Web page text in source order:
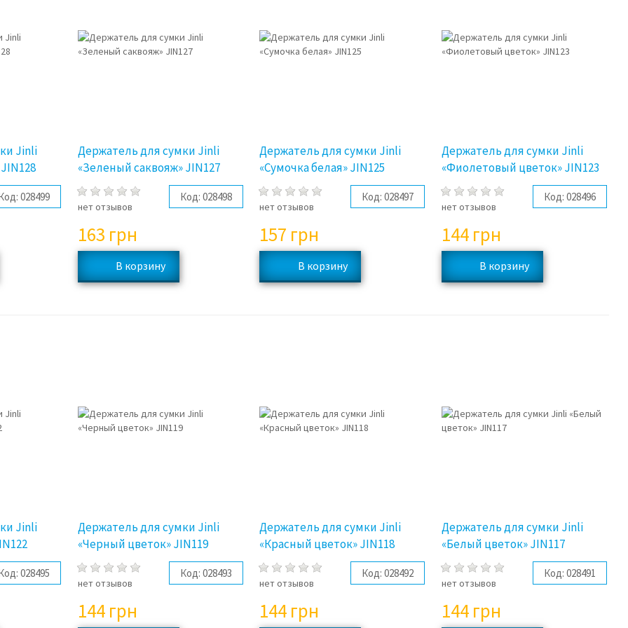
Jinli
028499
Держатель для сумки Jinli
«Зеленый саквояж» JIN127
нет отзывов
Код: 028498
163 грн
Держатель для сумки Jinli
«Сумочка белая» JIN125
нет отзывов
Код: 028497
157 грн
Держатель для сумки Jinli
«Фиолетовый цветок» JIN123
нет отзывов
Код: 028496
144 грн
Jinli
028495
Держатель для сумки Jinli
«Черный цветок» JIN119
нет отзывов
Код: 028493
144 грн
Держатель для сумки Jinli
«Красный цветок» JIN118
нет отзывов
Код: 028492
144 грн
Держатель для сумки Jinli
«Белый цветок» JIN117
нет отзывов
Код: 028491
144 грн